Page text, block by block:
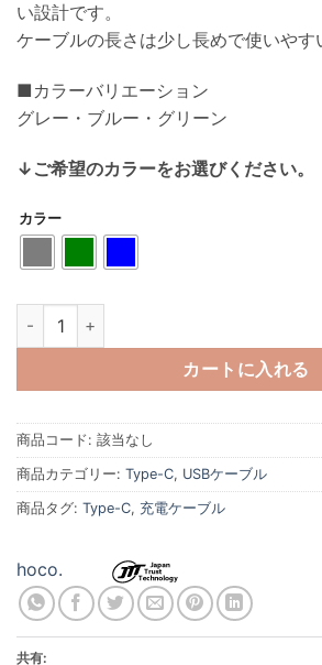
い設計です。
ケーブルの長さは少し長めで使いやす
■カラーバリエーション
グレー・ブルー・グリーン
↓ご希望のカラーをお選びください。
カラー
hoco. U111 スケルトン Type-C to Type-
カートに入れる
商品コード: 該当なし
商品カテゴリー: Type-C, USBケーブル
商品タグ: Type-C, 充電ケーブル
hoco.
共有: